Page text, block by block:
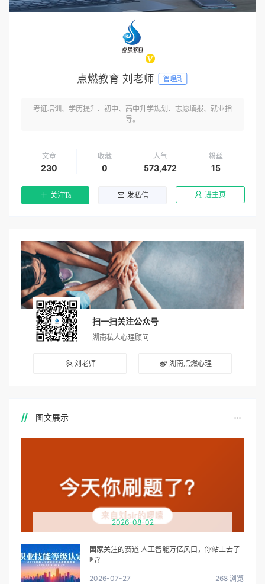
点燃教育 刘老师 管理员
考证培训、学历提升、初中、高中升学规划、志愿填报、就业指
导。
文章
230
收藏
0
人气
573,472
粉丝
15
关注Ta 发私信 进主页
扫一扫关注公众号
湖南私人心理顾问
刘老师 湖南点燃心理
图文展示
2026-08-02
国家关注的赛道 人工智能万亿风口，你站上去了
吗？
2026-07-27 268 浏览